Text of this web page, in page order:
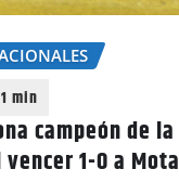
campeón de
1-0 a